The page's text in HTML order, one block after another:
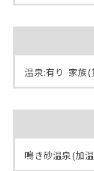
温泉:有り 家族(
鳴き砂温泉(加